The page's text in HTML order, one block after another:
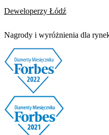
Deweloperzy Łódź
Nagrody i wyróżnienia dla